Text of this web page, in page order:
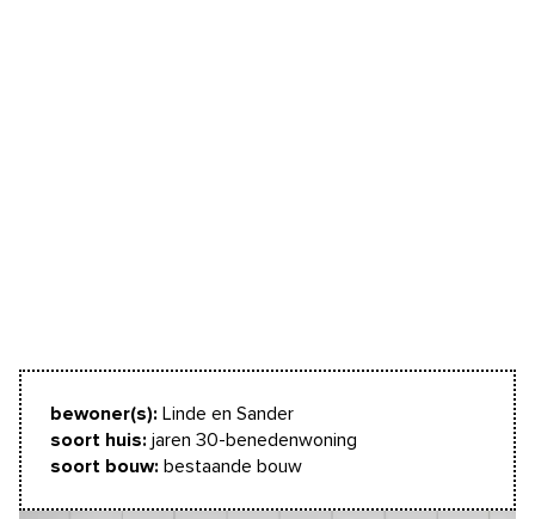
bewoner(s): Linde en Sander
soort huis: jaren 30-benedenwoning
soort bouw: bestaande bouw